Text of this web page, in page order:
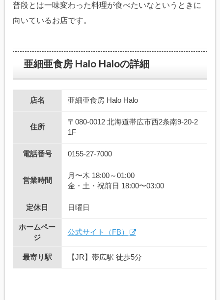
普段とは一味変わった料理が食べたいなというときに
向いているお店です。
亜細亜食房 Halo Haloの詳細
店名 亜細亜食房 Halo Halo
住所
〒080-0012 北海道帯広市西2条南9-20-2
1F
電話番号 0155-27-7000
営業時間
月〜木 18:00～01:00
金・土・祝前日 18:00〜03:00
定休日 日曜日
ホームペー
ジ
公式サイト（FB）
最寄り駅 【JR】帯広駅 徒歩5分